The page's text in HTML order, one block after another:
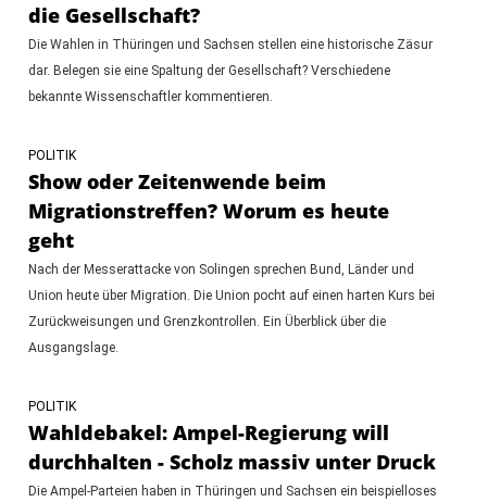
die Gesellschaft?
Die Wahlen in Thüringen und Sachsen stellen eine historische Zäsur
dar. Belegen sie eine Spaltung der Gesellschaft? Verschiedene
bekannte Wissenschaftler kommentieren.
POLITIK
Show oder Zeitenwende beim
Migrationstreffen? Worum es heute
geht
Nach der Messerattacke von Solingen sprechen Bund, Länder und
Union heute über Migration. Die Union pocht auf einen harten Kurs bei
Zurückweisungen und Grenzkontrollen. Ein Überblick über die
Ausgangslage.
POLITIK
Wahldebakel: Ampel-Regierung will
durchhalten - Scholz massiv unter Druck
Die Ampel-Parteien haben in Thüringen und Sachsen ein beispielloses